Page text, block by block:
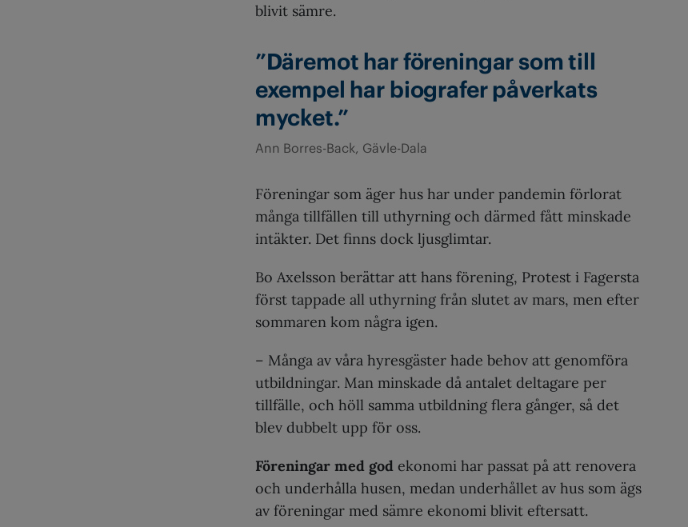
blivit sämre.
”Däremot har föreningar som till
exempel har biografer påverkats
mycket.”
Ann Borres-Back, Gävle-Dala
Föreningar som äger hus har under pandemin förlorat
många tillfällen till uthyrning och därmed fått minskade
intäkter. Det finns dock ljusglimtar.
Bo Axelsson berättar att hans förening, Protest i Fagersta
först tappade all uthyrning från slutet av mars, men efter
sommaren kom några igen.
– Många av våra hyresgäster hade behov att genomföra
utbildningar. Man minskade då antalet deltagare per
tillfälle, och höll samma utbildning flera gånger, så det
blev dubbelt upp för oss.
Föreningar med god ekonomi har passat på att renovera
och underhålla husen, medan underhållet av hus som ägs
av föreningar med sämre ekonomi blivit eftersatt.